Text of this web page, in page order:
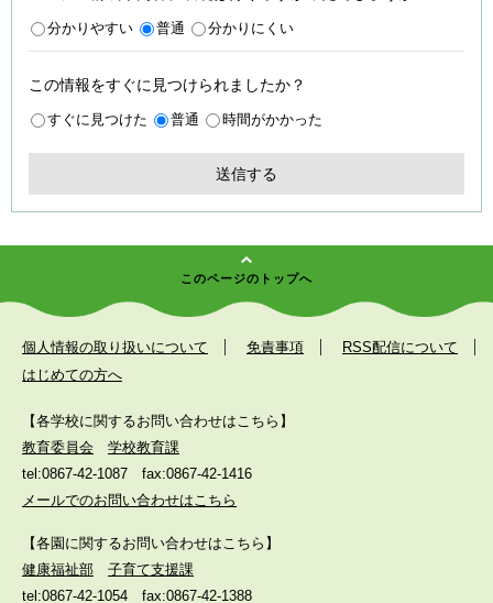
分かりやすい 普通 分かりにくい
この情報をすぐに見つけられましたか？
すぐに見つけた 普通 時間がかかった
このページのトップへ
個人情報の取り扱いについて 免責事項
RSS配信について
はじめての方へ
【各学校に関するお問い合わせはこちら】
教育委員会
学校教育課
tel:0867-42-1087
fax:0867-42-1416
メールでのお問い合わせはこちら
【各園に関するお問い合わせはこちら】
健康福祉部
子育て支援課
tel:0867-42-1054
fax:0867-42-1388